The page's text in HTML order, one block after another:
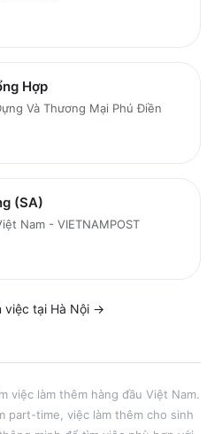
Hợp
Và Thương Mại Phú Điền
(SA)
Nam - VIETNAMPOST
việc tại Hà Nội →
việc làm thêm hàng đầu Việt Nam.
part-time, việc làm thêm cho sinh